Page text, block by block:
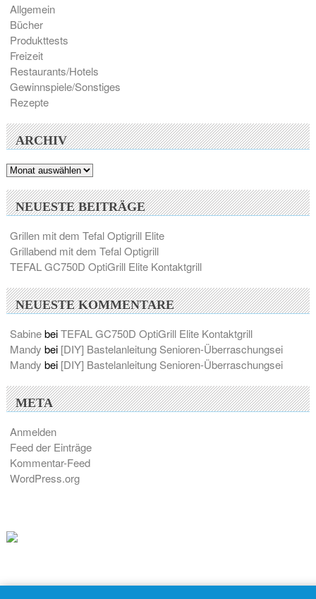
Allgemein
Bücher
Produkttests
Freizeit
Restaurants/Hotels
Gewinnspiele/Sonstiges
Rezepte
ARCHIV
Archiv
NEUESTE BEITRÄGE
Grillen mit dem Tefal Optigrill Elite
Grillabend mit dem Tefal Optigrill
TEFAL GC750D OptiGrill Elite Kontaktgrill
NEUESTE KOMMENTARE
SabinebeiTEFAL GC750D OptiGrill Elite Kontaktgrill
Mandy bei [DIY] Bastelanleitung Senioren-Überraschungsei
Mandy bei [DIY] Bastelanleitung Senioren-Überraschungsei
META
Anmelden
Feed der Einträge
Kommentar-Feed
WordPress.org